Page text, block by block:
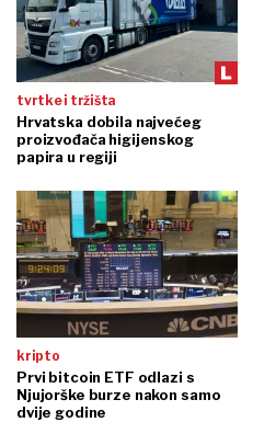
tvrtke i tržišta
Hrvatska dobila najvećeg
proizvođača higijenskog
papira u regiji
kripto
Prvi bitcoin ETF odlazi s
Njujorške burze nakon samo
dvije godine